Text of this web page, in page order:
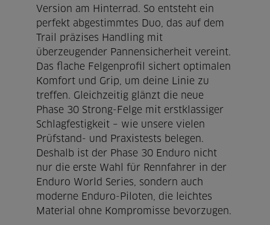
Version am Hinterrad. So entsteht ein
perfekt abgestimmtes Duo, das auf dem
Trail präzises Handling mit
überzeugender Pannensicherheit vereint.
Das flache Felgenprofil sichert optimalen
Komfort und Grip, um deine Linie zu
treffen. Gleichzeitig glänzt die neue
Phase 30 Strong-Felge mit erstklassiger
Schlagfestigkeit – wie unsere vielen
Prüfstand- und Praxistests belegen.
Deshalb ist der Phase 30 Enduro nicht
nur die erste Wahl für Rennfahrer in der
Enduro World Series, sondern auch
moderne Enduro-Piloten, die leichtes
Material ohne Kompromisse bevorzugen.